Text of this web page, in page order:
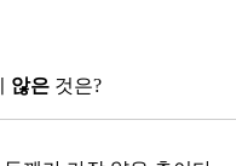
않은 것은?